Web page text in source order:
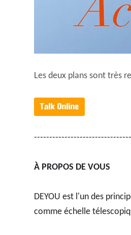
Les deux plans sont très
À PROPOS DE VOUS
DEYOU est l'un des
comme échelle